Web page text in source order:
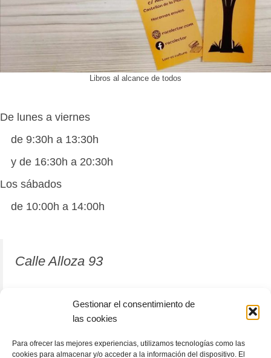
Gestionar el consentimiento de
las cookies
Para ofrecer las mejores experiencias, utilizamos tecnologías como las
cookies para almacenar y/o acceder a la información del dispositivo. El
Libros al alcance de todos
De lunes a viernes
de 9:30h a 13:30h
y de 16:30h a 20:30h
Los sábados
de 10:00h a 14:00h
Calle Alloza 93
12001 Castellón de la Plana
964 81 37 63